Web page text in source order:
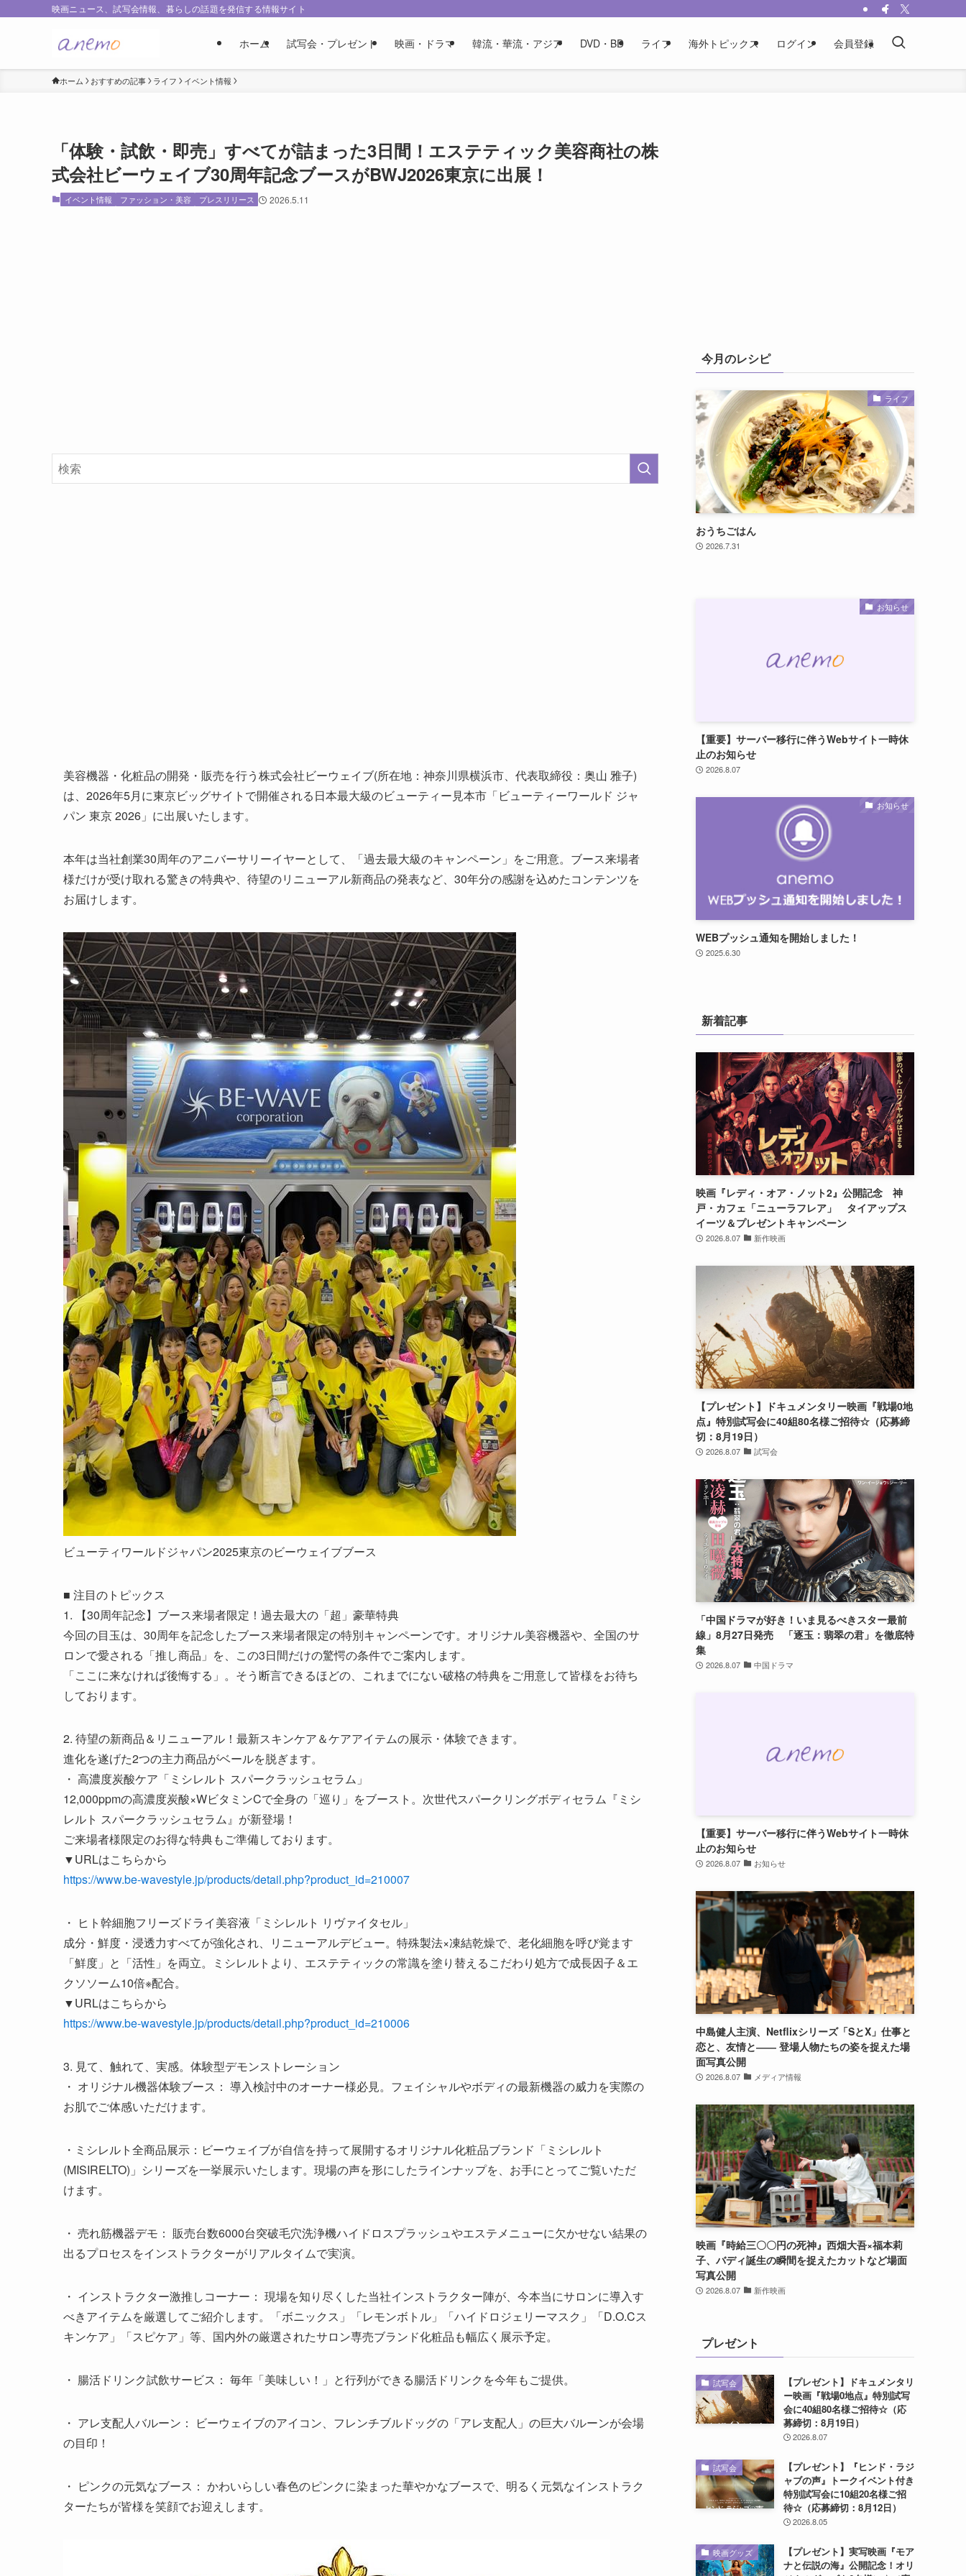
映画ニュース、試写会情報、暮らしの話題を発信する情報サイト
ホーム 試写会・プレゼント 映画・ドラマ 韓流・華流・アジア DVD・BD ライフ 海外トピックス ログイン 会員登録
ホーム おすすめの記事 ライフ イベント情報
「体験・試飲・即売」すべてが詰まった3日間！エステティック美容商社の株
式会社ビーウェイブ30周年記念ブースがBWJ2026東京に出展！
イベント情報 ファッション・美容 プレスリリース 2026.5.11
美容機器・化粧品の開発・販売を行う株式会社ビーウェイブ(所在地：神奈川県横浜市、代表取締役：奥山 雅子)
は、2026年5月に東京ビッグサイトで開催される日本最大級のビューティー見本市「ビューティーワールド ジャ
パン 東京 2026」に出展いたします。
本年は当社創業30周年のアニバーサリーイヤーとして、「過去最大級のキャンペーン」をご用意。ブース来場者
様だけが受け取れる驚きの特典や、待望のリニューアル新商品の発表など、30年分の感謝を込めたコンテンツを
お届けします。
ビューティワールドジャパン2025東京のビーウェイブブース
■ 注目のトピックス
1. 【30周年記念】ブース来場者限定！過去最大の「超」豪華特典
今回の目玉は、30周年を記念したブース来場者限定の特別キャンペーンです。オリジナル美容機器や、全国のサ
ロンで愛される「推し商品」を、この3日間だけの驚愕の条件でご案内します。
「ここに来なければ後悔する」。そう断言できるほどの、これまでにない破格の特典をご用意して皆様をお待ち
しております。
2. 待望の新商品＆リニューアル！最新スキンケア＆ケアアイテムの展示・体験できます。
進化を遂げた2つの主力商品がベールを脱ぎます。
・ 高濃度炭酸ケア「ミシレルト スパークラッシュセラム」
12,000ppmの高濃度炭酸×WビタミンCで全身の「巡り」をブースト。次世代スパークリングボディセラム『ミシ
レルト スパークラッシュセラム』が新登場！
ご来場者様限定のお得な特典もご準備しております。
▼URLはこちらから
https://www.be-wavestyle.jp/products/detail.php?product_id=210007
・ ヒト幹細胞フリーズドライ美容液「ミシレルト リヴァイタセル」
成分・鮮度・浸透力すべてが強化され、リニューアルデビュー。特殊製法×凍結乾燥で、老化細胞を呼び覚ます
「鮮度」と「活性」を両立。ミシレルトより、エステティックの常識を塗り替えるこだわり処方で成長因子＆エ
クソソーム10倍※配合。
▼URLはこちらから
https://www.be-wavestyle.jp/products/detail.php?product_id=210006
3. 見て、触れて、実感。体験型デモンストレーション
・ オリジナル機器体験ブース： 導入検討中のオーナー様必見。フェイシャルやボディの最新機器の威力を実際の
お肌でご体感いただけます。
・ミシレルト全商品展示：ビーウェイブが自信を持って展開するオリジナル化粧品ブランド「ミシレルト
(MISIRELTO)」シリーズを一挙展示いたします。現場の声を形にしたラインナップを、お手にとってご覧いただ
けます。
・ 売れ筋機器デモ： 販売台数6000台突破毛穴洗浄機ハイドロスプラッシュやエステメニューに欠かせない結果の
出るプロセスをインストラクターがリアルタイムで実演。
・ インストラクター激推しコーナー： 現場を知り尽くした当社インストラクター陣が、今本当にサロンに導入す
べきアイテムを厳選してご紹介します。「ボニックス」「レモンボトル」「ハイドロジェリーマスク」「D.O.Cス
キンケア」「スピケア」等、国内外の厳選されたサロン専売ブランド化粧品も幅広く展示予定。
・ 腸活ドリンク試飲サービス： 毎年「美味しい！」と行列ができる腸活ドリンクを今年もご提供。
・ アレ支配人バルーン： ビーウェイブのアイコン、フレンチブルドッグの「アレ支配人」の巨大バルーンが会場
の目印！
・ ピンクの元気なブース： かわいらしい春色のピンクに染まった華やかなブースで、明るく元気なインストラク
ターたちが皆様を笑顔でお迎えします。
今月のレシピ
ライフ
おうちごはん
2026.7.31
お知らせ
【重要】サーバー移行に伴うWebサイト一時休
止のお知らせ
2026.8.07
お知らせ
WEBプッシュ通知を開始しました！
2025.6.30
新着記事
映画『レディ・オア・ノット2』公開記念 神
戸・カフェ「ニューラフレア」 タイアップス
イーツ＆プレゼントキャンペーン
2026.8.07 新作映画
【プレゼント】ドキュメンタリー映画『戦場0地
点』特別試写会に40組80名様ご招待☆（応募締
切：8月19日）
2026.8.07 試写会
「中国ドラマが好き！いま見るべきスター最前
線」8月27日発売 「逐玉：翡翠の君」を徹底特
集
2026.8.07 中国ドラマ
【重要】サーバー移行に伴うWebサイト一時休
止のお知らせ
2026.8.07 お知らせ
中島健人主演、Netflixシリーズ「SとX」仕事と
恋と、友情と―― 登場人物たちの姿を捉えた場
面写真公開
2026.8.07 メディア情報
映画『時給三〇〇円の死神』西畑大吾×福本莉
子、バディ誕生の瞬間を捉えたカットなど場面
写真公開
2026.8.07 新作映画
プレゼント
試写会
【プレゼント】ドキュメンタリ
ー映画『戦場0地点』特別試写
会に40組80名様ご招待☆（応
募締切：8月19日）
2026.8.07
試写会
【プレゼント】『ヒンド・ラジ
ャブの声』トークイベント付き
特別試写会に10組20名様ご招
待☆（応募締切：8月12日）
2026.8.05
映画グッズ
【プレゼント】実写映画『モア
ナと伝説の海』公開記念！オリ